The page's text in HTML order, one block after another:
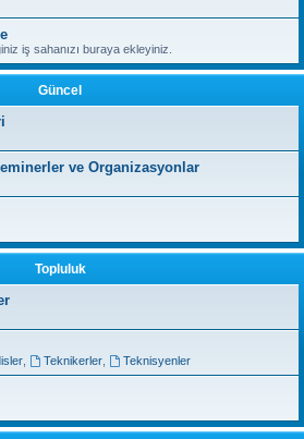
iş sahanızı buraya ekleyiniz.
Güncel
ve Organizasyonlar
Topluluk
, Teknikerler, Teknisyenler